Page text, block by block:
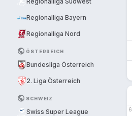
Regionalliga Bayern
Regionalliga Nord
PUBLIC ÖSTERREICH
Bundesliga Österreich
2. Liga Österreich
PUBLIC SCHWEIZ
Swiss Super League